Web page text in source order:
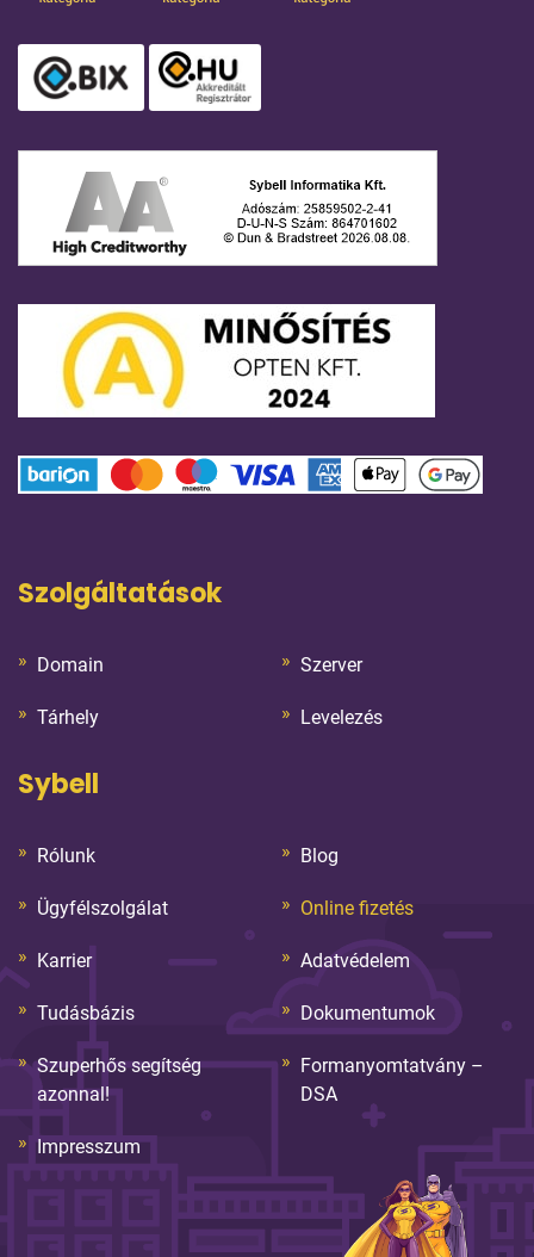
Szolgáltatások
Domain Szerver
Tárhely Levelezés
Sybell
Rólunk Blog
Ügyfélszolgálat Online fizetés
Karrier Adatvédelem
Tudásbázis Dokumentumok
Szuperhős segítség
azonnal!
Formanyomtatvány –
DSA
Impresszum